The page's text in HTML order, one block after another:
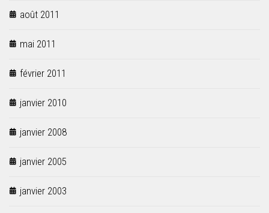
août 2011
mai 2011
février 2011
janvier 2010
janvier 2008
janvier 2005
janvier 2003